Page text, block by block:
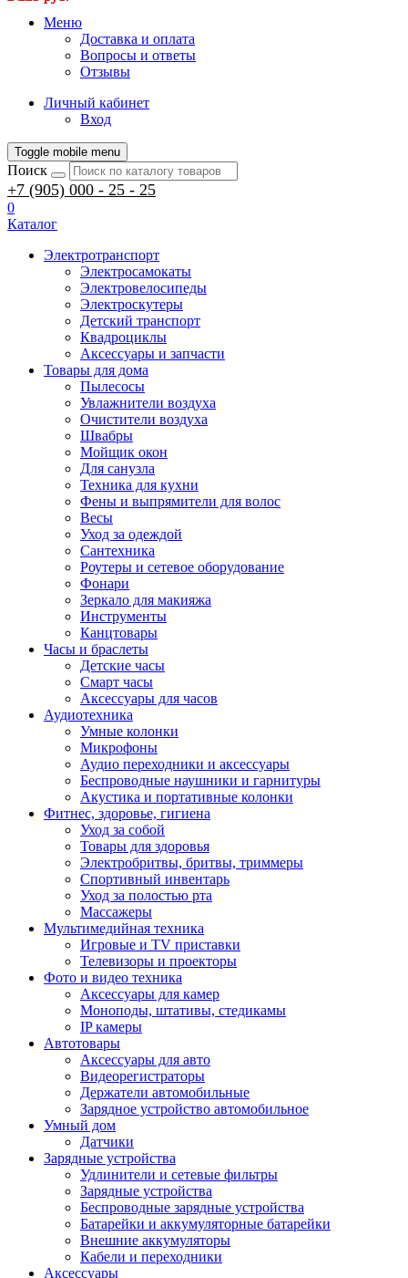
Меню
Доставка и оплата
Вопросы и ответы
Отзывы
Личный кабинет
Вход
Toggle mobile menu
Поиск
+7 (905) 000 - 25 - 25
0
Каталог
Электротранспорт
Электросамокаты
Электровелосипеды
Электроскутеры
Детский транспорт
Квадроциклы
Аксессуары и запчасти
Товары для дома
Пылесосы
Увлажнители воздуха
Очистители воздуха
Швабры
Мойщик окон
Для санузла
Техника для кухни
Фены и выпрямители для волос
Весы
Уход за одеждой
Сантехника
Роутеры и сетевое оборудование
Фонари
Зеркало для макияжа
Инструменты
Канцтовары
Часы и браслеты
Детские часы
Смарт часы
Аксессуары для часов
Аудиотехника
Умные колонки
Микрофоны
Аудио переходники и аксессуары
Беспроводные наушники и гарнитуры
Акустика и портативные колонки
Фитнес, здоровье, гигиена
Уход за собой
Товары для здоровья
Электробритвы, бритвы, триммеры
Спортивный инвентарь
Уход за полостью рта
Массажеры
Мультимедийная техника
Игровые и TV приставки
Телевизоры и проекторы
Фото и видео техника
Аксессуары для камер
Моноподы, штативы, стедикамы
IP камеры
Автотовары
Аксессуары для авто
Видеорегистраторы
Держатели автомобильные
Зарядное устройство автомобильное
Умный дом
Датчики
Зарядные устройства
Удлинители и сетевые фильтры
Зарядные устройства
Беспроводные зарядные устройства
Батарейки и аккумуляторные батарейки
Внешние аккумуляторы
Кабели и переходники
Аксессуары